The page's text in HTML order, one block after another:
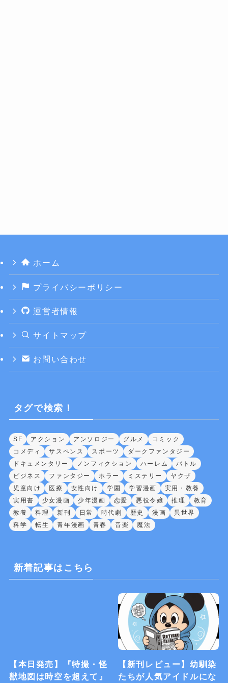
ホーム
プライバシーポリシー
運営者情報
サイトマップ
お問い合わせ
タグで検索！
SF アクション アンソロジー グルメ
コミック
コメディ
サスペンス スポーツ
ダークファンタジー
ドキュメンタリー
ノンフィクション ハーレム
バトル
ビジネス
ファンタジー ホラー ミステリー
ヤクザ
児童向け
医療 女性向け 学園 学習漫画
実用・教養
実用書
少女漫画 少年漫画 恋愛 悪役令嬢 推理
教育
教養
料理 新刊 日常 時代劇 歴史 漫画
異世界
科学
転生 青年漫画 青春 音楽 魔法
新着記事はこちら
【本日発売】『特撮・怪
獣地図は時空を超えて』
【新刊レビュー】幼馴染
たちが人気アイドルにな